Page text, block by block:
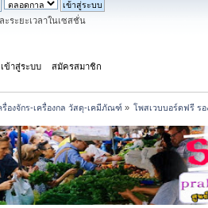
ระยะเวลาในเซสชั่น
เข้าสู่ระบบ สมัครสมาชิก
รื่องจักร-เครื่องกล วัสดุ-เคมีภัณฑ์ » โพสเวบบอร์ดฟรี รอ